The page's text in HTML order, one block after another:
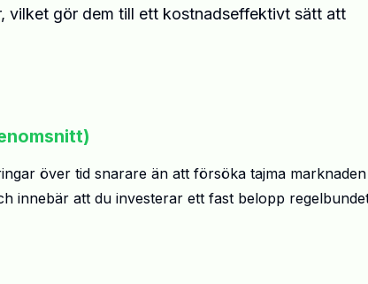
vilket gör dem till ett kostnadseffektivt sätt att
över tid snarare än att försöka tajma marknaden
innebär att du investerar ett fast belopp